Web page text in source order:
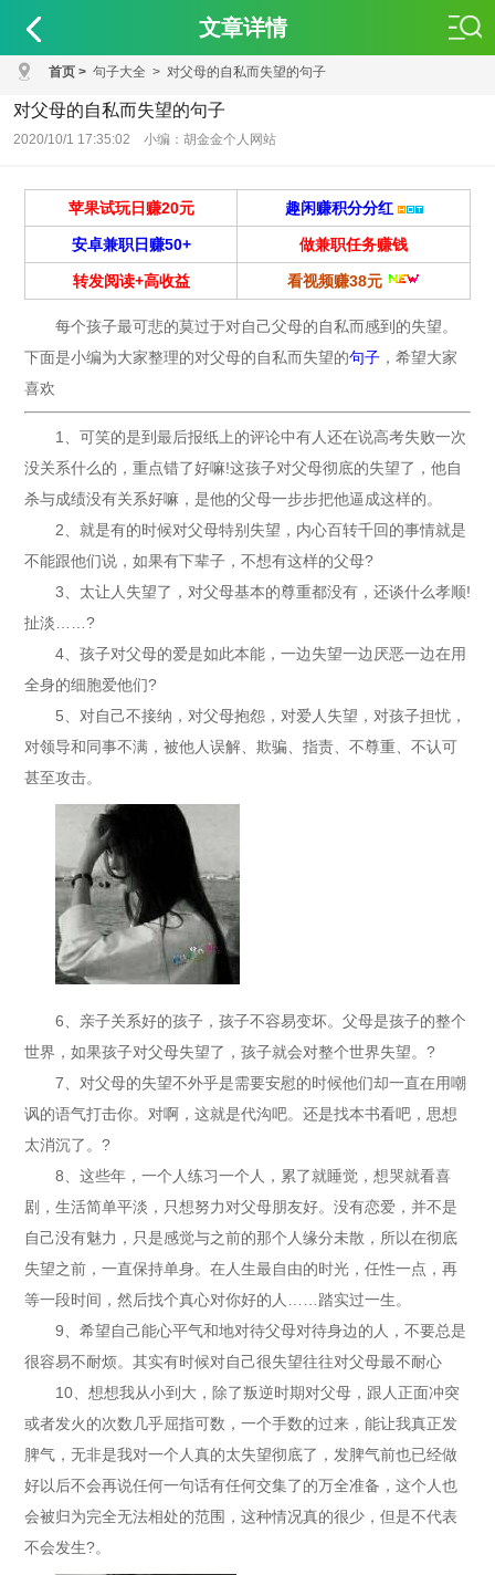
文章详情
首页 > 句子大全 > 对父母的自私而失望的句子
对父母的自私而失望的句子
2020/10/1 17:35:02 小编：胡金金个人网站
苹果试玩日赚20元 趣闲赚积分分红
安卓兼职日赚50+ 做兼职任务赚钱
转发阅读+高收益 看视频赚38元
每个孩子最可悲的莫过于对自己父母的自私而感到的失望。
下面是小编为大家整理的对父母的自私而失望的句子 ，希望大家
喜欢
1、可笑的是到最后报纸上的评论中有人还在说高考失败一次
没关系什么的，重点错了好嘛!这孩子对父母彻底的失望了，他自
杀与成绩没有关系好嘛，是他的父母一步步把他逼成这样的。
2、就是有的时候对父母特别失望，内心百转千回的事情就是
不能跟他们说，如果有下辈子，不想有这样的父母?
3、太让人失望了，对父母基本的尊重都没有，还谈什么孝顺!
扯淡……?
4、孩子对父母的爱是如此本能，一边失望一边厌恶一边在用
全身的细胞爱他们?
5、对自己不接纳，对父母抱怨，对爱人失望，对孩子担忧，
对领导和同事不满，被他人误解、欺骗、指责、不尊重、不认可
甚至攻击。
6、亲子关系好的孩子，孩子不容易变坏。父母是孩子的整个
世界，如果孩子对父母失望了，孩子就会对整个世界失望。?
7、对父母的失望不外乎是需要安慰的时候他们却一直在用嘲
讽的语气打击你。对啊，这就是代沟吧。还是找本书看吧，思想
太消沉了。?
8、这些年，一个人练习一个人，累了就睡觉，想哭就看喜
剧，生活简单平淡，只想努力对父母朋友好。没有恋爱，并不是
自己没有魅力，只是感觉与之前的那个人缘分未散，所以在彻底
失望之前，一直保持单身。在人生最自由的时光，任性一点，再
等一段时间，然后找个真心对你好的人……踏实过一生。
9、希望自己能心平气和地对待父母对待身边的人，不要总是
很容易不耐烦。其实有时候对自己很失望往往对父母最不耐心
10、想想我从小到大，除了叛逆时期对父母，跟人正面冲突
或者发火的次数几乎屈指可数，一个手数的过来，能让我真正发
脾气，无非是我对一个人真的太失望彻底了，发脾气前也已经做
好以后不会再说任何一句话有任何交集了的万全准备，这个人也
会被归为完全无法相处的范围，这种情况真的很少，但是不代表
不会发生?。